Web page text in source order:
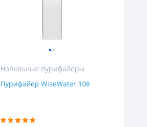
Напольные пурифайеры
Пурифайер WiseWater 108